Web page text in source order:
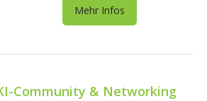
Mehr Infos
Community & Networking